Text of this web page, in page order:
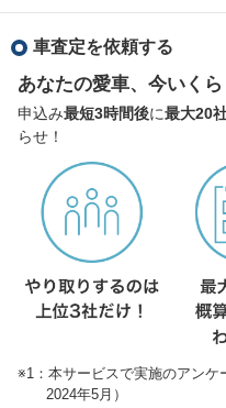
車査定を依頼する
あなたの愛車、今いくら
申込み最短3時間後に最大20
らせ！
※1：本サービスで実施のアンケ
2024年5月）